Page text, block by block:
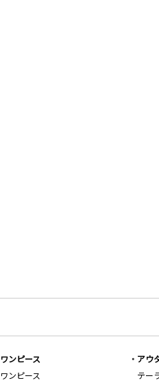
ワンピース
ワンピース
アウ
テー